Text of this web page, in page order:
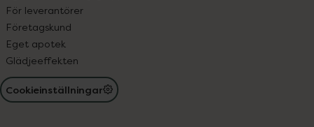
För leverantörer
Företagskund
Eget apotek
Glädjeeffekten
Cookieinställningar